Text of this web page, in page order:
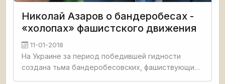
Николай Азаров о бандеробесах -
«холопах» фашистского движения
11-01-2018
На Украине за период победившей гидности
создана тьма бандеробесовских, фашиствующих